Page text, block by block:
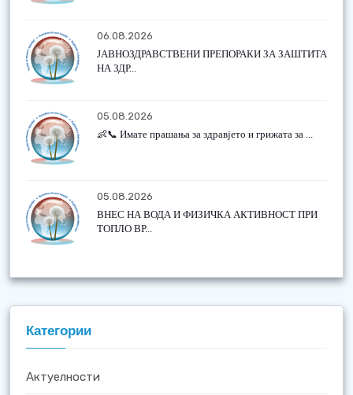
06.08.2026
ЈАВНОЗДРАВСТВЕНИ ПРЕПОРАКИ ЗА ЗАШТИТА
НА ЗДР...
05.08.2026
👶📞 Имате прашања за здравјето и грижата за ...
05.08.2026
ВНЕС НА ВОДА И ФИЗИЧКА АКТИВНОСТ ПРИ
ТОПЛО ВР...
Категории
Актуелности